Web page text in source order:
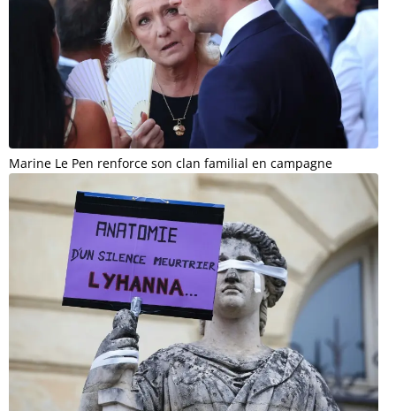
Marine Le Pen renforce son clan familial en campagne